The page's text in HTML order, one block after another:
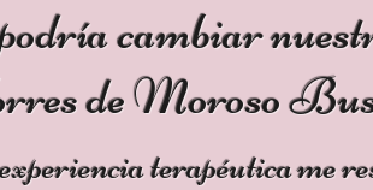
cambiar
de Moroso
terapéutica me